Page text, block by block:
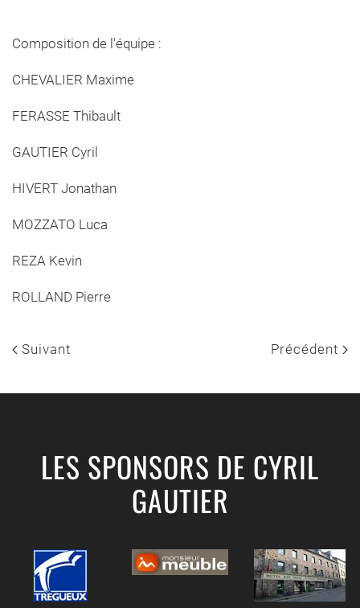
Composition de l'équipe :
CHEVALIER Maxime
FERASSE Thibault
GAUTIER Cyril
HIVERT Jonathan
MOZZATO Luca
REZA Kevin
ROLLAND Pierre
Suivant Précédent
LES SPONSORS DE CYRIL
GAUTIER